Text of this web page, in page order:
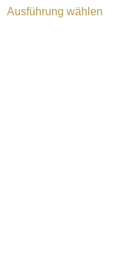
Ausführung wählen